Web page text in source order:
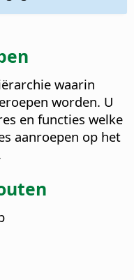
waarin
worden. U
en functies welke
aanroepen op het